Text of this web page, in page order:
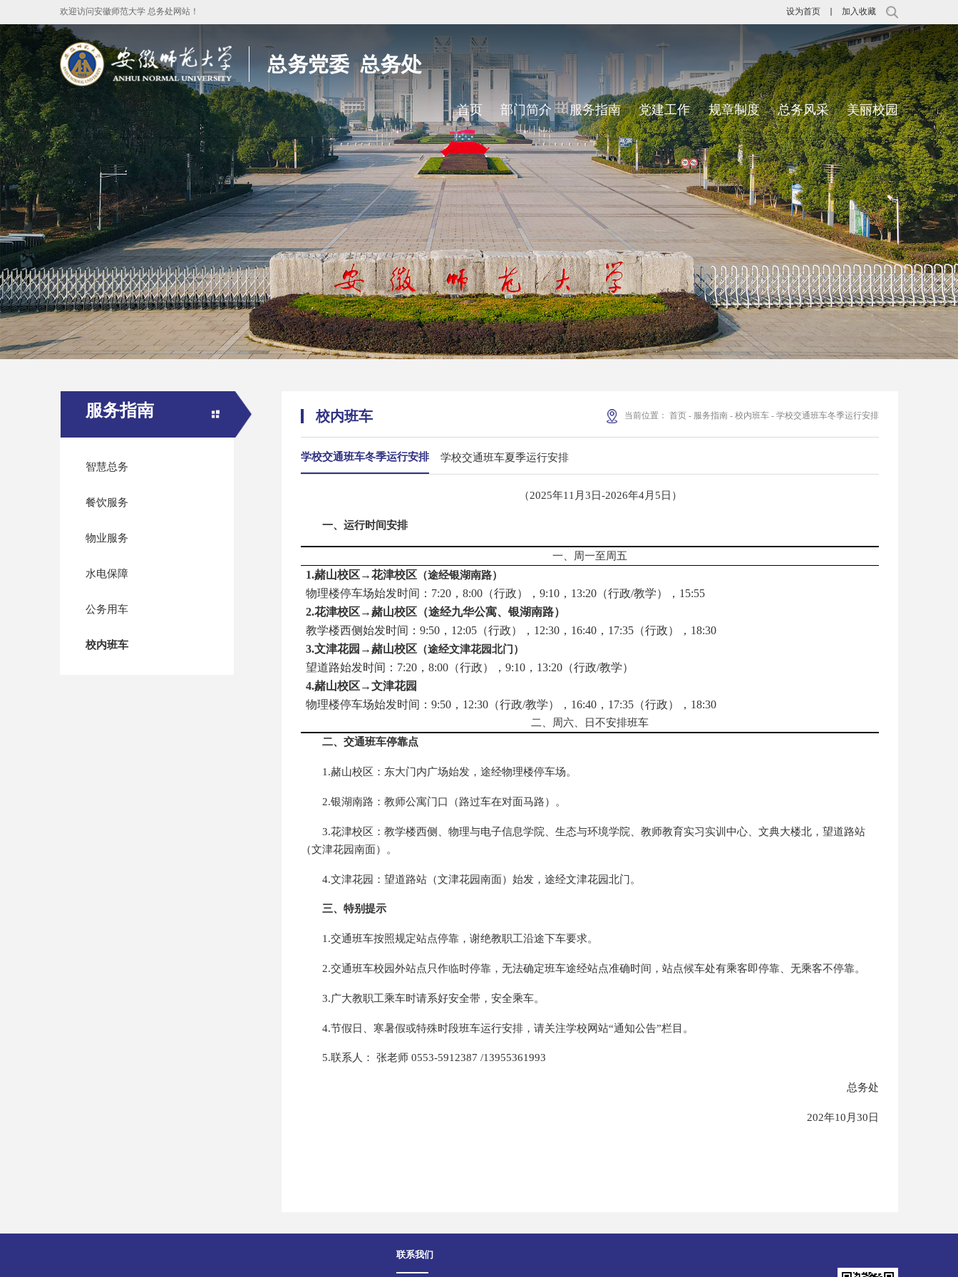
欢迎访问安徽师范大学 总务处网站！ 设为首页 加入收藏
首页 部门简介 服务指南 党建工作 规章制度 总务风采 美丽校园
服务指南
智慧总务
餐饮服务
物业服务
水电保障
公务用车
校内班车
校内班车 当前位置： 首页 - 服务指南 - 校内班车 - 学校交通班车冬季运行安排
学校交通班车冬季运行安排 学校交通班车夏季运行安排
（2025年11月3日-2026年4月5日）
一、 运行时间安排
一、周一至周五
1.赭山校区→花津校区（途经银湖南路）
物理楼停车场始发时间： 7:20，8:00（行政），9:10，13:20（行政/教学），15:55
2.花津校区→赭山校区（途经九华公寓、银湖南路）
教学楼西侧始发时间： 9:50，12:05（行政），12:30，16:40，17:35（行政），18:30
3.文津花园→赭山校区（途经文津花园北门）
望道路始发时间： 7:20，8:00（行政），9:10，13:20（行政/教学）
4.赭山校区→文津花园
物理楼停车场始发时间： 9:50，12:30（行政/教学），16:40，17:35（行政），18:30
二、周六、日不安排班车
二、交通班车停靠点
1.赭山校区：东大门内广场始发，途经物理楼停车场。
2.银湖南路：教师公寓门口（路过车在对面马路）。
3.花津校区：教学楼西侧、物理与电子信息学院、生态与环境学院、教师教育实习实训中心、文典大楼北，望道路站
（文津花园南面）。
4.文津花园：望道路站（文津花园南面）始发，途经文津花园北门。
三、特别提示
1.交通班车按照规定站点停靠，谢绝教职工沿途下车要求。
2.交通班车校园外站点只作临时停靠，无法确定班车途经站点准确时间，站点候车处有乘客即停靠、无乘客不停靠。
3.广大教职工乘车时请系好安全带，安全乘车。
4.节假日、寒暑假或特殊时段班车运行安排，请关注学校网站“通知公告”栏目。
5.联系人： 张老师 0553-5912387 /13955361993
总务处
202年10月30日
联系我们